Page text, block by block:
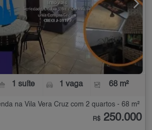
1 suíte 1 vaga 68 m²
na Vila Vera Cruz com 2 quartos - 68 m²
R$ 250.000